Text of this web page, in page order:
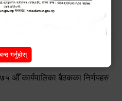
नगर कार्यपालिकाको बैठकको
औँ कार्यपालिका बैठकका निर्णयहरु
औँ कार्यपालिका बैठकका निर्णयहरु
बन्द गर्नुहोस्